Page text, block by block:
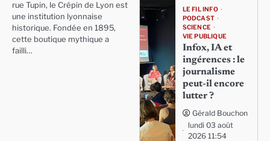
rue Tupin, le Crépin de Lyon est
une institution lyonnaise
historique. Fondée en 1895,
cette boutique mythique a
failli…
LE FIL INFO
PODCAST
SCIENCE
VIE PUBLIQUE
Infox, IA et
ingérences : le
journalisme
peut-il encore
lutter ?
Gérald Bouchon
lundi 03 août
2026 11:54